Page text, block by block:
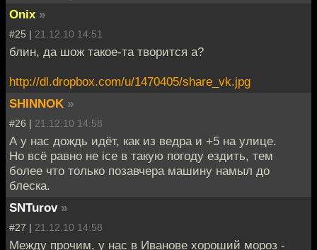
Onix »
#25 | 21.12.10 14:51
блин, да шож такое-та творится а?
http://dl.dropbox.com/u/1470405/share_vk.jpg
SHINNOK »
#26 | 21.12.10 14:58
А у нас дождь идёт, как из ведра и +5 на улице.
Но всё равно не ice в такую погоду ездить, тем
более что только позавчера машину намыл до
блеска.
SNTurov »
#27 | 21.12.10 14:58
Между прочим, у нас в Иванове хороший мороз -